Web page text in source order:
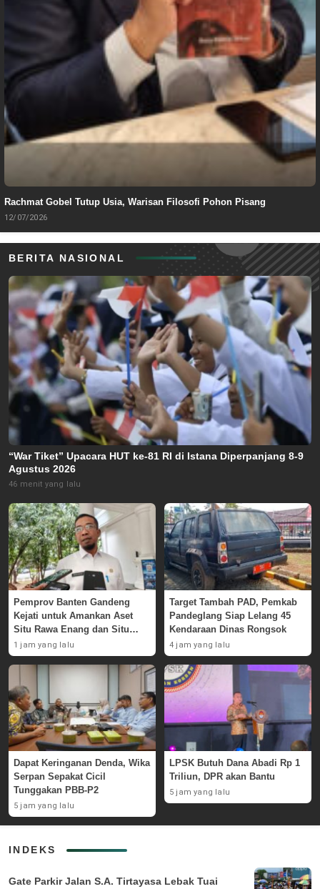
Rachmat Gobel Tutup Usia, Warisan Filosofi Pohon Pisang
12/07/2026
BERITA NASIONAL
“War Tiket” Upacara HUT ke-81 RI di Istana Diperpanjang 8-9
Agustus 2026
46 menit yang lalu
Pemprov Banten Gandeng
Kejati untuk Amankan Aset
Situ Rawa Enang dan Situ
Rawa Pasaraut
1 jam yang lalu
Target Tambah PAD, Pemkab
Pandeglang Siap Lelang 45
Kendaraan Dinas Rongsok
4 jam yang lalu
Dapat Keringanan Denda, Wika
Serpan Sepakat Cicil
Tunggakan PBB-P2
5 jam yang lalu
LPSK Butuh Dana Abadi Rp 1
Triliun, DPR akan Bantu
5 jam yang lalu
INDEKS
Gate Parkir Jalan S.A. Tirtayasa Lebak Tuai